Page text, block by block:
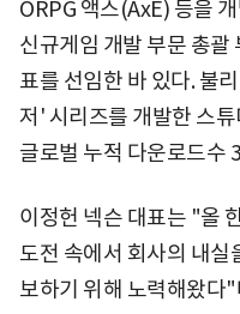
ORPG 액스(AxE) 등을
신규게임 개발 부문 총괄
표를 선임한 바 있다. 불
저' 시리즈를 개발한 스
글로벌 누적 다운로드수
이정헌 넥슨 대표는 "올
도전 속에서 회사의 내실
보하기 위해 노력해왔다